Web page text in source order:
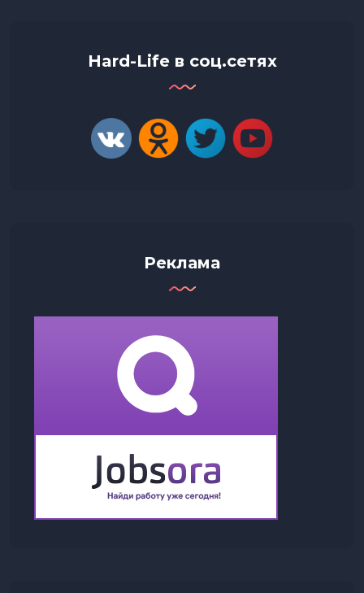
Hard-Life в соц.сетях
Реклама